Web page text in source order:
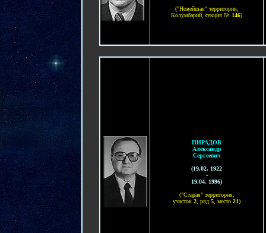
("Новейшая" территория,
Колумбарий, секция № 146)
ПИРАДОВ
Александр
Сергеевич
(19.02. 1922
-
19.04. 1996)
("Старая" территория,
участок 2, ряд 5, место 21)